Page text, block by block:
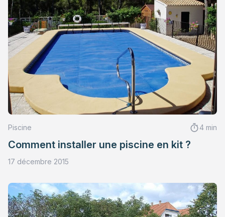
Piscine 4 min
Comment installer une piscine en kit ?
17 décembre 2015